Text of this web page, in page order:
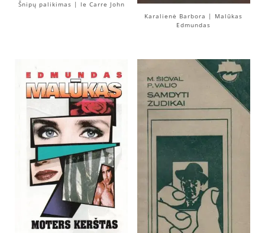
Šnipų palikimas | le Carre John
Karalienė Barbora | Malūkas
Edmundas